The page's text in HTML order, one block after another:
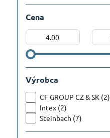
Cena
Od: Do:
Výrobca
CF GROUP CZ & SK (2)
Intex (2)
Steinbach (7)